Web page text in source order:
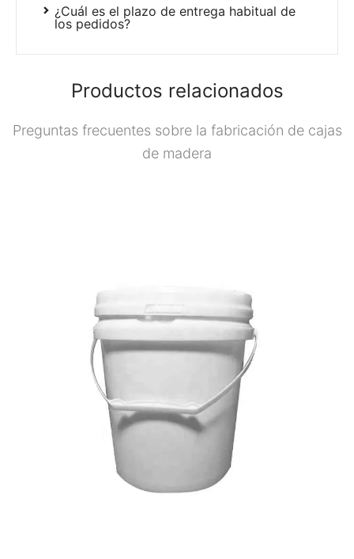
¿Cuál es el plazo de entrega habitual de
los pedidos?
Productos relacionados
Preguntas frecuentes sobre la fabricación de cajas
de madera